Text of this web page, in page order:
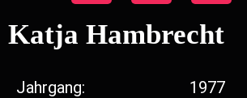
Katja Hambrecht
Jahrgang: 1977